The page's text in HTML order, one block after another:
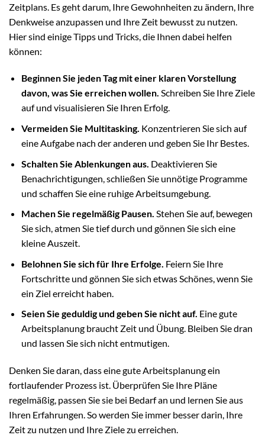
Zeitplans. Es geht darum, Ihre Gewohnheiten zu ändern, Ihre
Denkweise anzupassen und Ihre Zeit bewusst zu nutzen.
Hier sind einige Tipps und Tricks, die Ihnen dabei helfen
können:
Beginnen Sie jeden Tag mit einer klaren Vorstellung
davon, was Sie erreichen wollen. Schreiben Sie Ihre Ziele
auf und visualisieren Sie Ihren Erfolg.
Vermeiden Sie Multitasking. Konzentrieren Sie sich auf
eine Aufgabe nach der anderen und geben Sie Ihr Bestes.
Schalten Sie Ablenkungen aus. Deaktivieren Sie
Benachrichtigungen, schließen Sie unnötige Programme
und schaffen Sie eine ruhige Arbeitsumgebung.
Machen Sie regelmäßig Pausen. Stehen Sie auf, bewegen
Sie sich, atmen Sie tief durch und gönnen Sie sich eine
kleine Auszeit.
Belohnen Sie sich für Ihre Erfolge. Feiern Sie Ihre
Fortschritte und gönnen Sie sich etwas Schönes, wenn Sie
ein Ziel erreicht haben.
Seien Sie geduldig und geben Sie nicht auf. Eine gute
Arbeitsplanung braucht Zeit und Übung. Bleiben Sie dran
und lassen Sie sich nicht entmutigen.
Denken Sie daran, dass eine gute Arbeitsplanung ein
fortlaufender Prozess ist. Überprüfen Sie Ihre Pläne
regelmäßig, passen Sie sie bei Bedarf an und lernen Sie aus
Ihren Erfahrungen. So werden Sie immer besser darin, Ihre
Zeit zu nutzen und Ihre Ziele zu erreichen.